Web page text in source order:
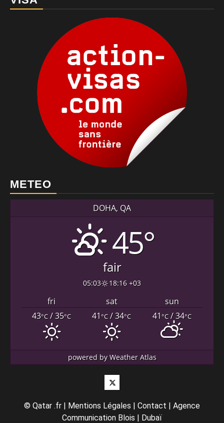
METEO
DOHA, QA
45°
fair
05:03 18:16 +03
fri sat
sun
43°C/ 35°C 41°C/ 34°C 41°C/ 34°C
powered byWeather Atlas
Twitter
© Qatar .fr | Mentions Légales | Contact | Agence
Communication Blois | Dubaï